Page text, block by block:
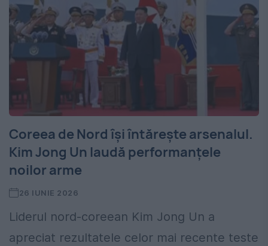
Coreea de Nord își întărește arsenalul.
Kim Jong Un laudă performanțele
noilor arme
26 IUNIE 2026
Liderul nord-coreean Kim Jong Un a
apreciat rezultatele celor mai recente teste